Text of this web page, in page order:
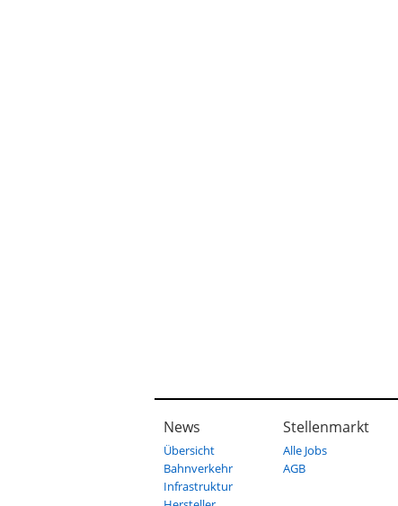
News
Übersicht
Bahnverkehr
Infrastruktur
Stellenmarkt
Alle Jobs
AGB